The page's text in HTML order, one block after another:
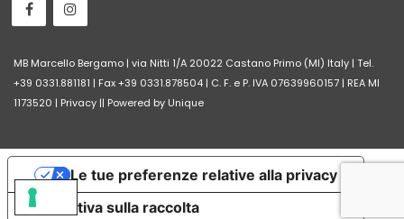
MB Marcello Bergamo | via Nitti 1/A 20022 Castano Primo (MI) Italy | Tel.
+39 0331.881181 | Fax +39 0331.878504 | C. F. e P. IVA 07639960157 | REA MI
1173520 | Privacy || Powered by Unique
Informativa sulla raccolta
Le tue preferenze relative alla privacy